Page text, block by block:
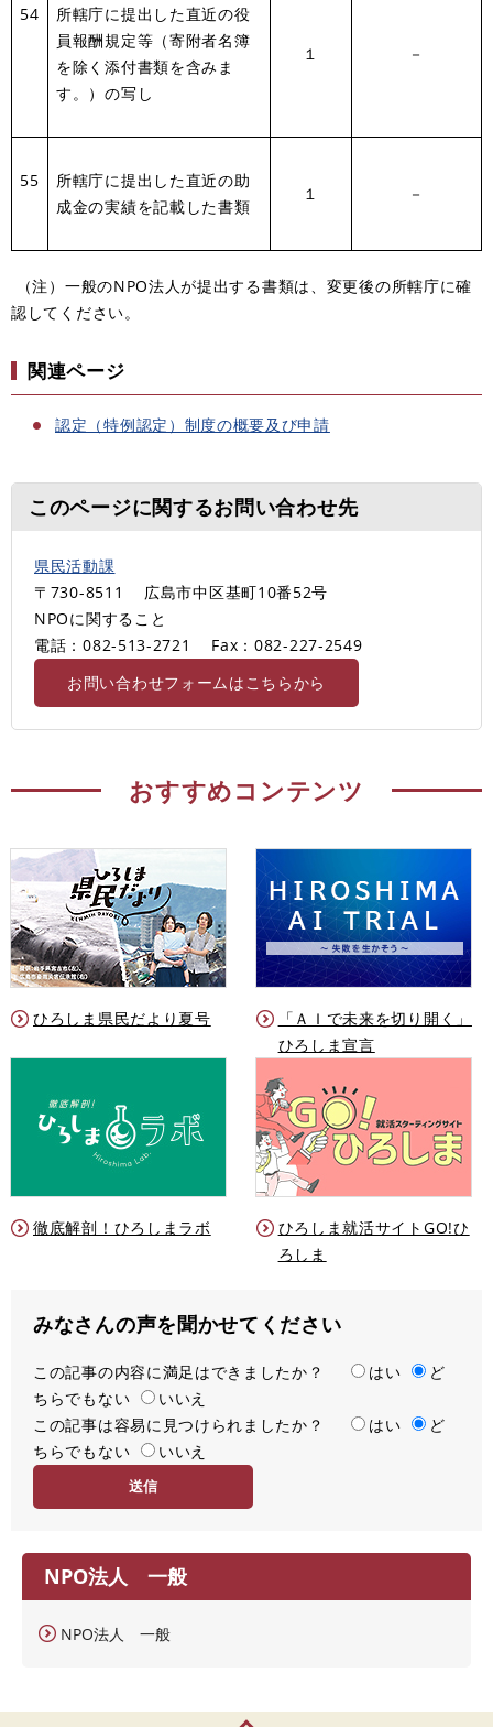
54
所轄庁に提出した直近の役
員報酬規定等（寄附者名簿
を除く添付書類を含みま
す。）の写し
１ －
55
所轄庁に提出した直近の助
成金の実績を記載した書類
１ －
（注）一般のNPO法人が提出する書類は、変更後の所轄庁に確
認してください。
関連ページ
認定（特例認定）制度の概要及び申請
このページに関するお問い合わせ先
県民活動課
〒730-8511
広島市中区基町10番52号
NPOに関すること
電話：082-513-2721
Fax：082-227-2549
お問い合わせフォームはこちらから
おすすめコンテンツ
ひろしま県民だより夏号
「ＡＩで未来を切り開く」
ひろしま宣言
徹底解剖！ひろしまラボ
ひろしま就活サイトGO!ひ
ろしま
みなさんの声を聞かせてください
満
足
度
この記事の内容に満足はできましたか？ はい
ど
ちらでもない
いいえ
容
易
この記事は容易に見つけられましたか？ はい
ど
ちらでもない
いいえ
NPO法人 一般
NPO法人 一般